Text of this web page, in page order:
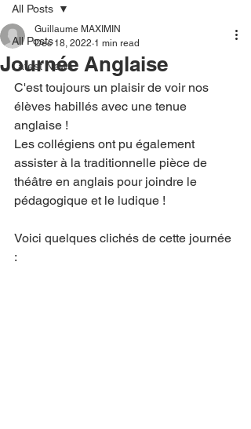
All Posts
Latest News
All Posts
Journée Anglaise
Guillaume MAXIMIN
Dec 18, 2022 1 min read
C'est toujours un plaisir de voir nos
élèves habillés avec une tenue
anglaise !
Les collégiens ont pu également
assister à la traditionnelle pièce de
théâtre en anglais pour joindre le
pédagogique et le ludique !
Voici quelques clichés de cette journée
: